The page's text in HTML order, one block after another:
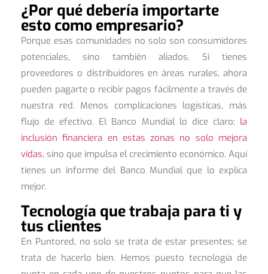
¿Por qué debería importarte
esto como empresario?
Porque esas comunidades no solo son consumidores
potenciales, sino también aliados. Si tienes
proveedores o distribuidores en áreas rurales, ahora
pueden pagarte o recibir pagos fácilmente a través de
nuestra red. Menos complicaciones logísticas, más
flujo de efectivo. El Banco Mundial lo dice claro: la
inclusión financiera en estas zonas no solo mejora
vidas, sino que impulsa el crecimiento económico. Aquí
tienes un informe del Banco Mundial que lo explica
mejor.
Tecnología que trabaja para ti y
tus clientes
En Puntored, no solo se trata de estar presentes; se
trata de hacerlo bien. Hemos puesto tecnología de